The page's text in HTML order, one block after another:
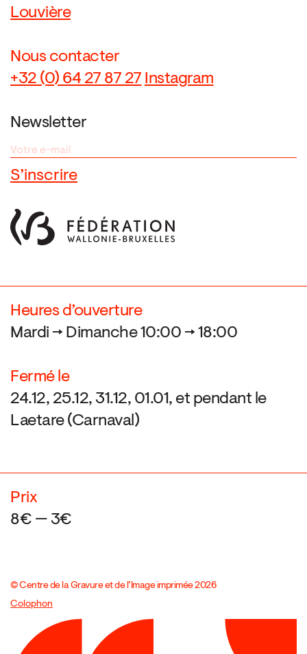
Louvière
Nous contacter
+32 (0) 64 27 87 27 Instagram
Newsletter
Heures d’ouverture
Mardi → Dimanche 10:00 → 18:00
Fermé le
24.12, 25.12, 31.12, 01.01, et pendant le
Laetare (Carnaval)
Prix
8€ — 3€
© Centre de la Gravure et de l’Image imprimée 2026
Colophon
Design:Marcel Kaczmarek